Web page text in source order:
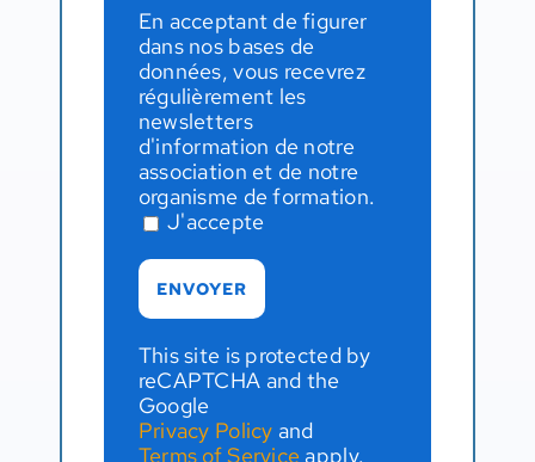
En acceptant de figurer
dans nos bases de
données, vous recevrez
régulièrement les
newsletters
d'information de notre
association et de notre
organisme de formation.
J'accepte
This site is protected by
reCAPTCHA and the
Google
Privacy Policy and
Terms of Service apply.